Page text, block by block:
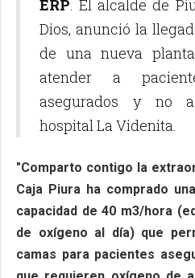
ERP. El alcalde de
Dios, anunció la
de una nueva
atender a
asegurados y no
hospital La Videnita.
"Comparto contigo la
Caja Piura ha comprado
capacidad de 40 m3/hora
de oxígeno al día) que
camas para pacientes